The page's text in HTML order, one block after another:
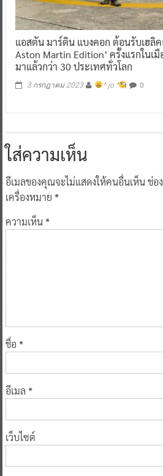
แอสตัน มาร์ติน แบงคอก ต้อนรับเฮลิค
Aston Martin Edition’ ครั้งแรกในเ
มาแล้วกว่า 30 ประเทศทั่วโลก
3 กรกฎาคม 2023 ^ jo ^ 0
ใส่ความเห็น
อีเมลของคุณจะไม่แสดงให้คนอื่นเห็นช่อ
เครื่องหมาย *
ความเห็น*
ชื่อ *
อีเมล *
เว็บไซต์